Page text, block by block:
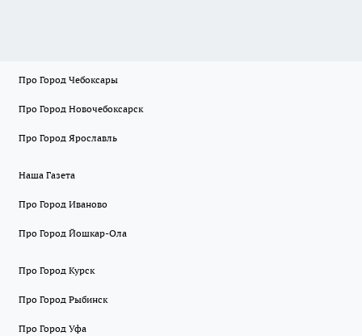
Про Город Чебоксары
Про Город Новочебоксарск
Про Город Ярославль
Наша Газета
Про Город Иваново
Про Город Йошкар-Ола
Про Город Курск
Про Город Рыбинск
Про Город Уфа